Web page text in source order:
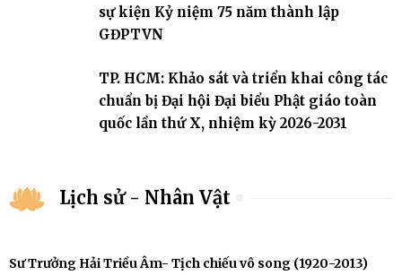
sự kiện Kỷ niệm 75 năm thành lập
GĐPTVN
TP. HCM: Khảo sát và triển khai công tác
chuẩn bị Đại hội Đại biểu Phật giáo toàn
quốc lần thứ X, nhiệm kỳ 2026-2031
Lịch sử - Nhân Vật
Sư Trưởng Hải Triều Âm- Tịch chiếu vô song (1920-2013)